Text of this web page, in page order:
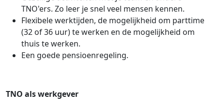
TNO'ers. Zo leer je snel veel mensen kennen.
Flexibele werktijden, de mogelijkheid om parttime
(32 of 36 uur) te werken en de mogelijkheid om
thuis te werken.
Een goede pensioenregeling.
TNO als werkgever